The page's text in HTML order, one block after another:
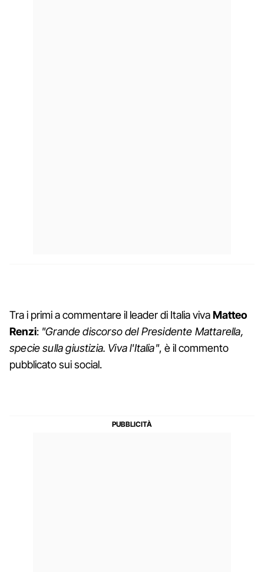
Tra i primi a commentare il leader di Italia vivaMatteo
Renzi: "Grande discorso del Presidente Mattarella,
specie sulla giustizia. Viva l'Italia", è il commento
pubblicato sui social.